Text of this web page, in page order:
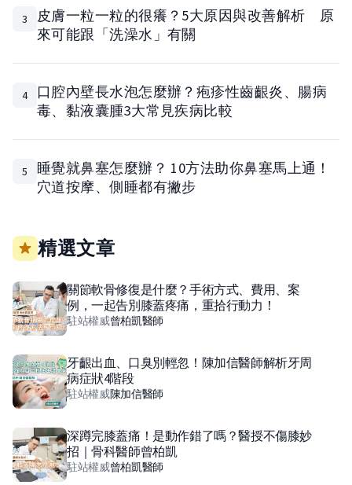
3
皮膚一粒一粒的很癢？5大原因與改善解析 原
來可能跟「洗澡水」有關
4
口腔內壁長水泡怎麼辦？疱疹性齒齦炎、腸病
毒、黏液囊腫3大常見疾病比較
5
睡覺就鼻塞怎麼辦？ 10方法助你鼻塞馬上通！
穴道按摩、側睡都有撇步
精選文章
關節軟骨修復是什麼？手術方式、費用、案
例，一起告別膝蓋疼痛，重拾行動力！
駐站權威曾柏凱醫師
牙齦出血、口臭別輕忽！陳加信醫師解析牙周
病症狀4階段
駐站權威陳加信醫師
深蹲完膝蓋痛！是動作錯了嗎？醫授不傷膝妙
招｜骨科醫師曾柏凱
駐站權威曾柏凱醫師